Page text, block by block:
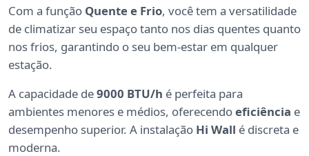
Com a função Quente e Frio, você tem a versatilidade
de climatizar seu espaço tanto nos dias quentes quanto
nos frios, garantindo o seu bem-estar em qualquer
estação.
A capacidade de9000 BTU/h é perfeita para
ambientes menores e médios, oferecendoeficiência e
desempenho superior. A instalação Hi Wall é discreta e
moderna.